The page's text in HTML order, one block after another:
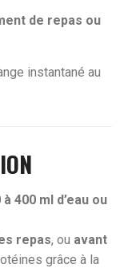
de repas ou
instantané au
à 400 ml d’eau ou
repas, ou avant
grâce à la